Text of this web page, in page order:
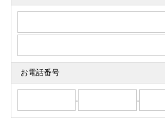
お電話番号
- -